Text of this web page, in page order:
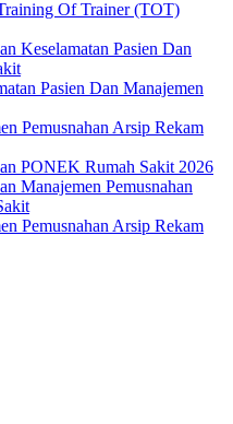
Of Trainer (TOT)
Keselamatan Pasien Dan
Pasien Dan Manajemen
Pemusnahan Arsip Rekam
PONEK Rumah Sakit 2026
Manajemen Pemusnahan
Pemusnahan Arsip Rekam